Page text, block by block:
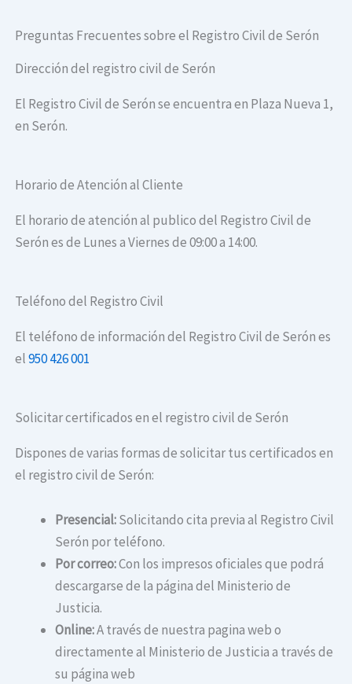
Preguntas Frecuentes sobre el Registro Civil de Serón
Dirección del registro civil de Serón
El Registro Civil de Serón se encuentra en Plaza Nueva 1,
en Serón.
Horario de Atención al Cliente
El horario de atención al publico del Registro Civil de
Serón es de Lunes a Viernes de 09:00 a 14:00.
Teléfono del Registro Civil
El teléfono de información del Registro Civil de Serón es
el950 426 001
Solicitar certificados en el registro civil de Serón
Dispones de varias formas de solicitar tus certificados en
el registro civil de Serón:
Presencial:Solicitando cita previa al Registro Civil
Serón por teléfono.
Por correo:Con los impresos oficiales que podrá
descargarse de la página del Ministerio de
Justicia.
Online:A través de nuestra pagina web o
directamente al Ministerio de Justicia a través de
su página web